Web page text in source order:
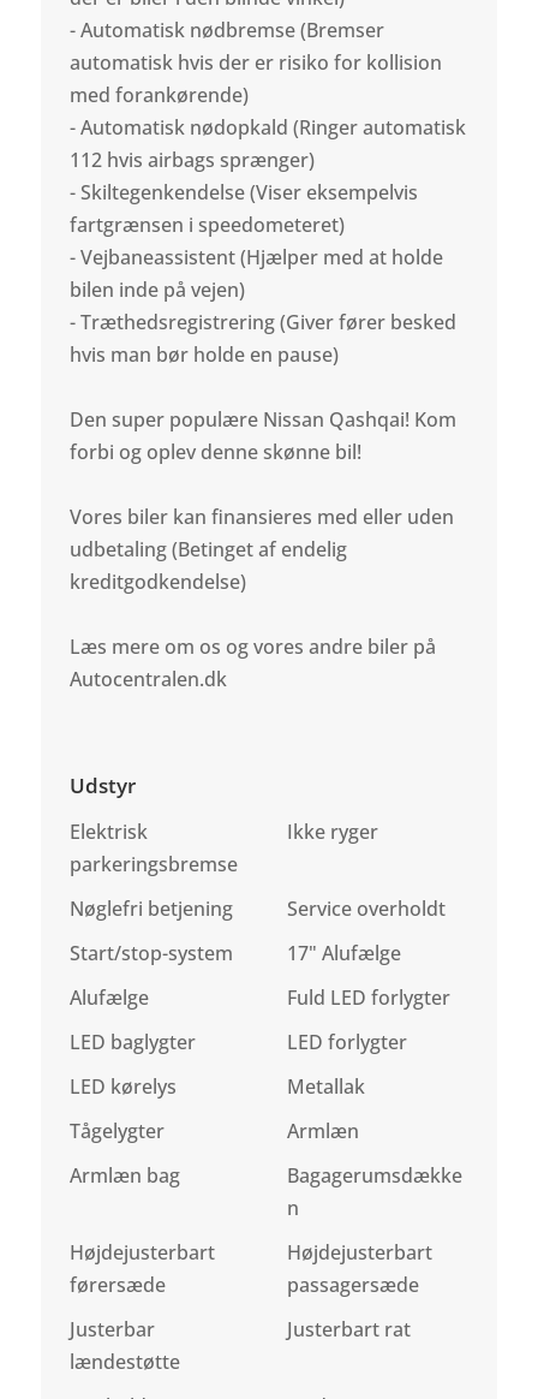
- Automatisk nødbremse (Bremser
automatisk hvis der er risiko for kollision
med forankørende)
- Automatisk nødopkald (Ringer automatisk
112 hvis airbags sprænger)
- Skiltegenkendelse (Viser eksempelvis
fartgrænsen i speedometeret)
- Vejbaneassistent (Hjælper med at holde
bilen inde på vejen)
- Træthedsregistrering (Giver fører besked
hvis man bør holde en pause)
Den super populære Nissan Qashqai! Kom
forbi og oplev denne skønne bil!
Vores biler kan finansieres med eller uden
udbetaling (Betinget af endelig
kreditgodkendelse)
Læs mere om os og vores andre biler på
Autocentralen.dk
Udstyr
Elektrisk
parkeringsbremse
Ikke ryger
Nøglefri betjening
Service overholdt
Start/stop-system
17" Alufælge
Alufælge
Fuld LED forlygter
LED baglygter
LED forlygter
LED kørelys
Metallak
Tågelygter
Armlæn
Armlæn bag
Bagagerumsdække
n
Højdejusterbart
førersæde
Højdejusterbart
passagersæde
Justerbar
lændestøtte
Justerbart rat